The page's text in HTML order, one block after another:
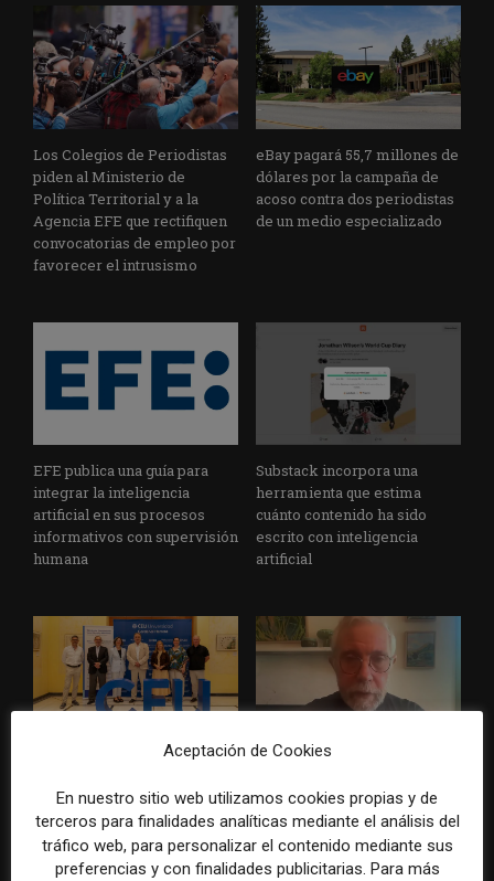
Los Colegios de Periodistas
piden al Ministerio de
Política Territorial y a la
Agencia EFE que rectifiquen
convocatorias de empleo por
favorecer el intrusismo
eBay pagará 55,7 millones de
dólares por la campaña de
acoso contra dos periodistas
de un medio especializado
EFE publica una guía para
integrar la inteligencia
artificial en sus procesos
informativos con supervisión
humana
Substack incorpora una
herramienta que estima
cuánto contenido ha sido
escrito con inteligencia
artificial
Cardenal Herrera presenta
un informe con pautas para
informar sobre el suicidio
avance de los
multimillonarios sobre los
medios y las plataformas
Aceptación de Cookies
En nuestro sitio web utilizamos cookies propias y de
terceros para finalidades analíticas mediante el análisis del
tráfico web, para personalizar el contenido mediante sus
preferencias y con finalidades publicitarias. Para más